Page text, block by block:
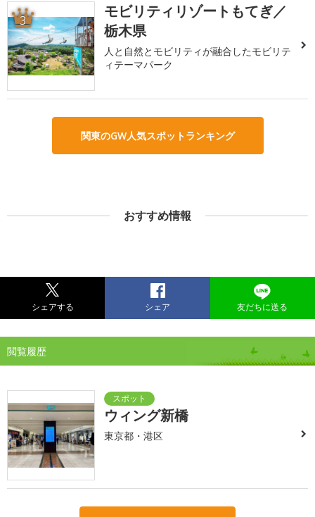
3
モビリティリゾートもてぎ／
栃木県
人と自然とモビリティが融合したモビリテ
ィテーマパーク
関東のGW人気スポットランキング
おすすめ情報
シェアする シェア 友だちに送る
閲覧履歴
ウィング新橋
東京都・港区